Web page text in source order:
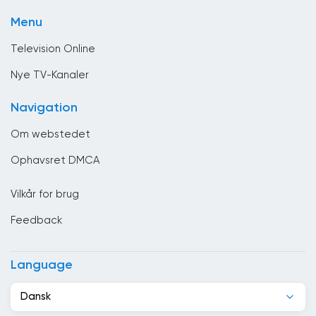
Det Forenede Kongerige
Djibouti
Dominikanske Republik
Finland
Frankrig
Menu
Television Online
Nye TV-Kanaler
Navigation
Om webstedet
Ophavsret DMCA
Vilkår for brug
Feedback
Language
Dansk